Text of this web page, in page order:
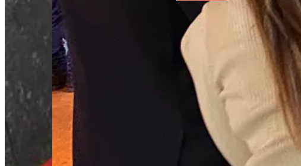
© 2026 Joinrs Notifica di raccolta
Crea il tuo Substack
Scarica l'app
Substack è la casa della grande cultura